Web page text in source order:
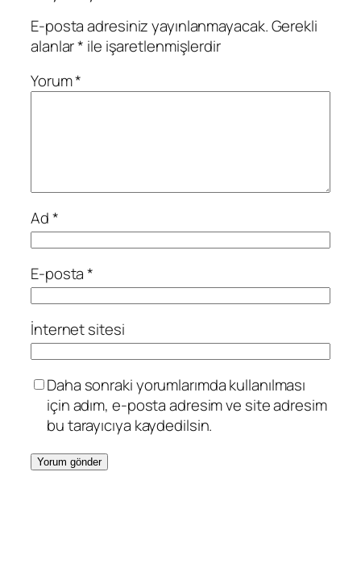
E-posta adresiniz yayınlanmayacak.Gerekli
alanlar* ile işaretlenmişlerdir
Yorum*
Ad*
E-posta*
İnternet sitesi
Daha sonraki yorumlarımda kullanılması
için adım, e-posta adresim ve site adresim
bu tarayıcıya kaydedilsin.